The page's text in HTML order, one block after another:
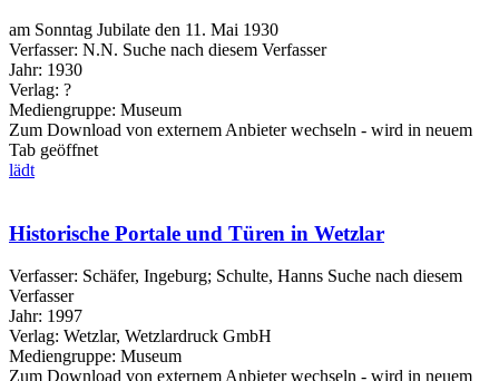
am Sonntag Jubilate den 11. Mai 1930
Verfasser: N.N. Suche nach diesem Verfasser
Jahr: 1930
Verlag: ?
Mediengruppe: Museum
Zum Download von externem Anbieter wechseln - wird in neuem
Tab geöffnet
lädt
Historische Portale und Türen in Wetzlar
Verfasser: Schäfer, Ingeburg; Schulte, Hanns Suche nach diesem
Verfasser
Jahr: 1997
Verlag: Wetzlar, Wetzlardruck GmbH
Mediengruppe: Museum
Zum Download von externem Anbieter wechseln - wird in neuem